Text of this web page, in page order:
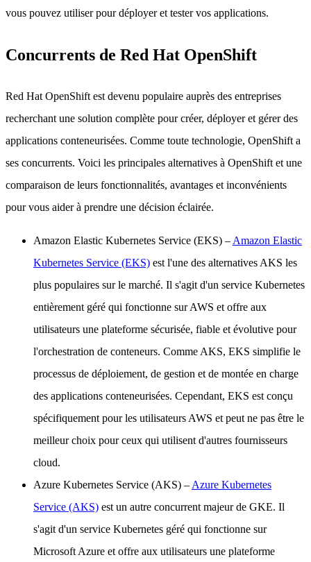
vous pouvez utiliser pour déployer et tester vos applications.
Concurrents de Red Hat OpenShift
Red Hat OpenShift est devenu populaire auprès des entreprises
recherchant une solution complète pour créer, déployer et gérer des
applications conteneurisées. Comme toute technologie, OpenShift a
ses concurrents. Voici les principales alternatives à OpenShift et une
comparaison de leurs fonctionnalités, avantages et inconvénients
pour vous aider à prendre une décision éclairée.
Amazon Elastic Kubernetes Service (EKS) – Amazon Elastic
Kubernetes Service (EKS) est l'une des alternatives AKS les
plus populaires sur le marché. Il s'agit d'un service Kubernetes
entièrement géré qui fonctionne sur AWS et offre aux
utilisateurs une plateforme sécurisée, fiable et évolutive pour
l'orchestration de conteneurs. Comme AKS, EKS simplifie le
processus de déploiement, de gestion et de montée en charge
des applications conteneurisées. Cependant, EKS est conçu
spécifiquement pour les utilisateurs AWS et peut ne pas être le
meilleur choix pour ceux qui utilisent d'autres fournisseurs
cloud.
Azure Kubernetes Service (AKS) – Azure Kubernetes
Service (AKS) est un autre concurrent majeur de GKE. Il
s'agit d'un service Kubernetes géré qui fonctionne sur
Microsoft Azure et offre aux utilisateurs une plateforme